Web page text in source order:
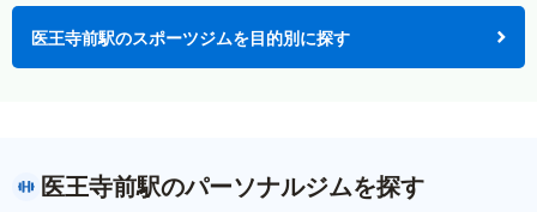
医王寺前駅のスポーツジムを目的別に探す
医王寺前駅のパーソナルジムを探す